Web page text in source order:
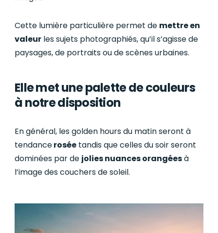
Cette lumière particulière permet de mettre en
valeur les sujets photographiés, qu’il s’agisse de
paysages, de portraits ou de scènes urbaines.
Elle met une palette de couleurs
à notre disposition
En général, les golden hours du matin seront à
tendancerosée tandis que celles du soir seront
dominées par de jolies nuances orangéesà
l’image des couchers de soleil.